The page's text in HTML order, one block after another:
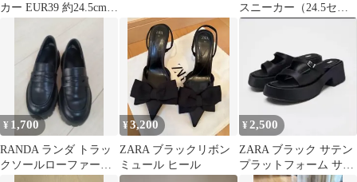
カー EUR39 約24.5cm〜
スニーカー（24.5セン
¥ 1,700
RANDA ランダ トラッ
クソールローファーシ
¥3,200
ZARA ブラックリボン
ミュール ヒール
¥2,500
ZARA ブラック サテン
プラットフォーム サン